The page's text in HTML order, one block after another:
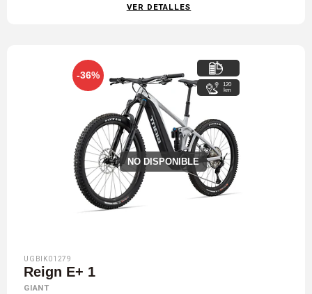
VER DETALLES
-36%
NO DISPONIBLE
120
km
UGBIK01279
Reign E+ 1
GIANT